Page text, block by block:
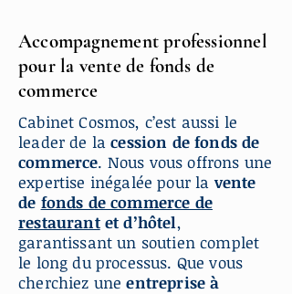
Accompagnement professionnel
pour la vente de fonds de
commerce
Cabinet Cosmos, c’est aussi le
leader de lacession de fonds de
commerce. Nous vous offrons une
expertise inégalée pour lavente
de fonds de commerce de
restaurantet d’hôtel,
garantissant un soutien complet
le long du processus. Que vous
cherchiez uneentreprise à